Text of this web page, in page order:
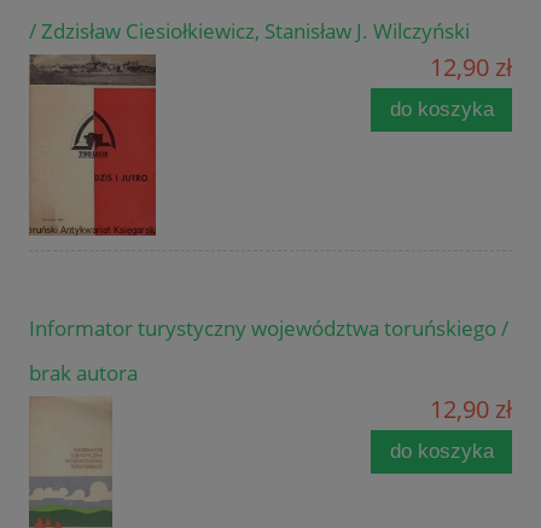
/ Zdzisław Ciesiołkiewicz, Stanisław J. Wilczyński
12,90 zł
do koszyka
Informator turystyczny województwa toruńskiego /
brak autora
12,90 zł
do koszyka